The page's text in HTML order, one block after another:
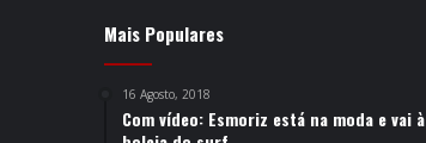
Mais Populares
16 Agosto, 2018
Com vídeo: Esmoriz está na moda e vai à